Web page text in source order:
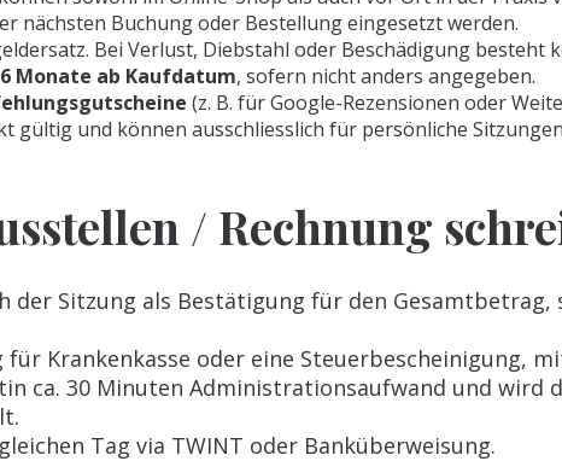
nächsten Buchung oder Bestellung eingesetzt werden.
Bei Verlust, Diebstahl oder Beschädigung besteht
Monate ab Kaufdatum, sofern nicht anders angegeben.
(z. B. für Google-Rezensionen oder
gültig und können ausschliesslich für persönliche
/ Rechnung
der Sitzung als Bestätigung für den
Krankenkasse oder eine Steuerbescheinigung,
ca. 30 Minuten Administrationsaufwand und wird
Tag via TWINT oder Banküberweisung.